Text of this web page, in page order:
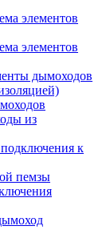
элементов
элементов
дымоходов
из
к
пемзы